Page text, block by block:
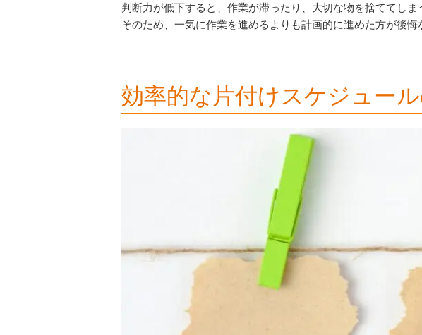
判断力が低下すると、作業が滞ったり、大切な物を捨ててしま
そのため、一気に作業を進めるよりも計画的に進めた方が後悔
効率的な片付けスケジュー